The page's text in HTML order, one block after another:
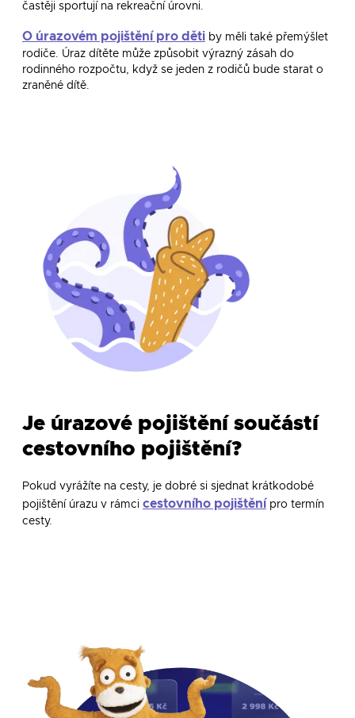
častěji sportují na rekreační úrovni.
O úrazovém pojištění pro děti by měli také přemýšlet
rodiče. Úraz dítěte může způsobit výrazný zásah do
rodinného rozpočtu, když se jeden z rodičů bude starat o
zraněné dítě.
Je úrazové pojištění součástí
cestovního pojištění?
Pokud vyrážíte na cesty, je dobré si sjednat krátkodobé
pojištění úrazu v rámci cestovního pojištění pro termín
cesty.